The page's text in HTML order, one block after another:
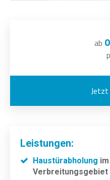
ab
Jetzt
Leistungen:
Haustürabholung
Verbreitungsgebiet